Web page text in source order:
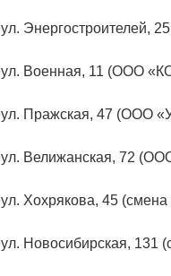
ул.
ул. Военная, 11 (ООО
ул. Пражская, 47 (ООО
ул. Велижанская, 72
ул. Хохрякова, 45
ул. Новосибирская,